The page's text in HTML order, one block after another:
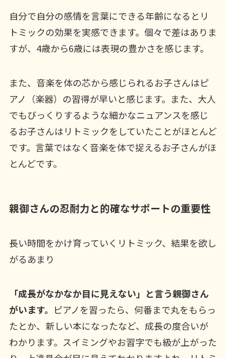
自分で自分の感情を言葉にできる年齢になるとリ
トミックの効果を実感できます。個々で差はありま
すが、4歳から6歳には表現の豊かさを感じます。
また、音楽を体の芯から感じられるお子さんはピ
アノ（楽器）の習得が早いと感じます。また、大人
でもびっくりするような細かなニュアンスを感じ
るお子さんはリトミックをしていたことがほとんど
です。言葉ではなく音楽を体で捉えるお子さんがほ
とんどです。
親御さんの忍耐力と的確なサポートの重要性
長い時間をかけ育っていくリトミック、結果を欲し
がるあまり
「成長がなかなか目に見えない」と言う親御さん
がいます。 ピアノを習ったら、何番まで丸をもらっ
たとか、新しい本になったなど、成長の度合いが
わかります。スイミングやお習字でも級が上がった